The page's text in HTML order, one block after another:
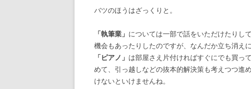
バツのほうはざっくりと。
「執筆業」 については一部で話をいただけたりし
機会もあったりしたのですが、なんだか立ち消え
「ピアノ」 は部屋さえ片付ければすぐにでも買っ
めて、引っ越しなどの抜本的解決策も考えつつ進
けないといけませんね。